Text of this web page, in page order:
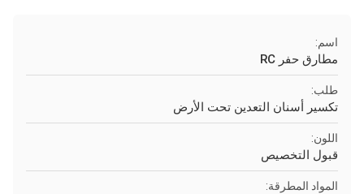
اسم:
مطارق حفر RC
طلب:
تكسير أسنان التعدين تحت الأرض
اللون:
قبول التخصيص
المواد المطرقة: